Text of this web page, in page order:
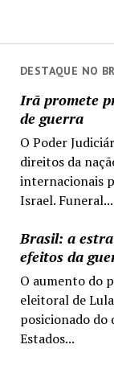
DESTAQUE NO
Irã promete
de guerra
O Poder
direitos da
internacionais
Israel. Funeral...
Brasil: a
efeitos da
O aumento do
eleitoral de
posicionado do
Estados...